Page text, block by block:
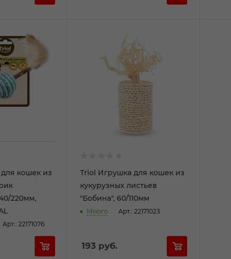
кошек из
220мм,
Арт.: 22171076
Triol Игрушка для кошек из
кукурузных листьев
"Бобина", 60/110мм
Много Арт.: 22171023
193руб.